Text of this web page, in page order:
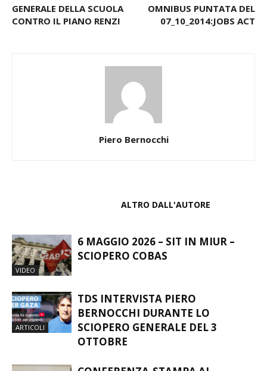
GENERALE DELLA SCUOLA
CONTRO IL PIANO RENZI
OMNIBUS PUNTATA DEL
07_10_2014:JOBS ACT
Piero Bernocchi
ALTRO DALL'AUTORE
VIDEO
6 MAGGIO 2026 – SIT IN MIUR –
SCIOPERO COBAS
ARTICOLI
TDS INTERVISTA PIERO
BERNOCCHI DURANTE LO
SCIOPERO GENERALE DEL 3
OTTOBRE